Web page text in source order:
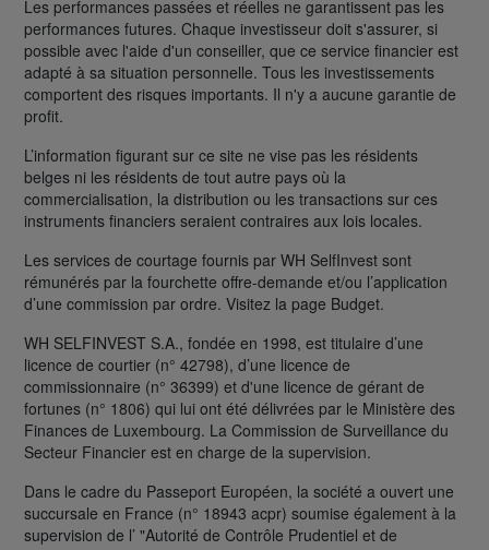
Les performances passées et réelles ne garantissent pas les
performances futures. Chaque investisseur doit s'assurer, si
possible avec l'aide d'un conseiller, que ce service financier est
adapté à sa situation personnelle. Tous les investissements
comportent des risques importants. Il n'y a aucune garantie de
profit.
L’information figurant sur ce site ne vise pas les résidents
belges ni les résidents de tout autre pays où la
commercialisation, la distribution ou les transactions sur ces
instruments financiers seraient contraires aux lois locales.
Les services de courtage fournis par WH SelfInvest sont
rémunérés par la fourchette offre-demande et/ou l’application
d’une commission par ordre. Visitez la page Budget.
WH SELFINVEST S.A., fondée en 1998, est titulaire d’une
licence de courtier (n° 42798), d’une licence de
commissionnaire (n° 36399) et d'une licence de gérant de
fortunes (n° 1806) qui lui ont été délivrées par le Ministère des
Finances de Luxembourg. La Commission de Surveillance du
Secteur Financier est en charge de la supervision.
Dans le cadre du Passeport Européen, la société a ouvert une
succursale en France (n° 18943 acpr) soumise également à la
supervision de l’ "Autorité de Contrôle Prudentiel et de